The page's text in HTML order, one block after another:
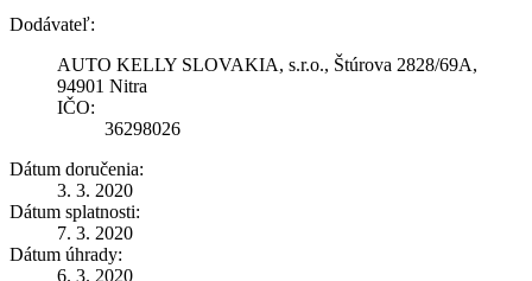
Dodávateľ:
AUTO KELLY SLOVAKIA, s.r.o., Štúrova 2828/69A,
94901 Nitra
IČO:
36298026
Dátum doručenia:
3. 3. 2020
Dátum splatnosti:
7. 3. 2020
Dátum úhrady:
6. 3. 2020